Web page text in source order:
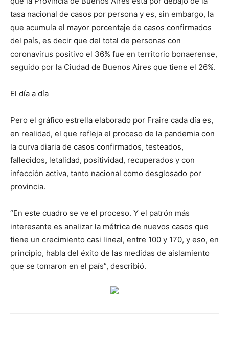
tasa nacional de casos por persona y es, sin embargo, la
que acumula el mayor porcentaje de casos confirmados
del país, es decir que del total de personas con
coronavirus positivo el 36% fue en territorio bonaerense,
seguido por la Ciudad de Buenos Aires que tiene el 26%.
El día a día
Pero el gráfico estrella elaborado por Fraire cada día es,
en realidad, el que refleja el proceso de la pandemia con
la curva diaria de casos confirmados, testeados,
fallecidos, letalidad, positividad, recuperados y con
infección activa, tanto nacional como desglosado por
provincia.
“En este cuadro se ve el proceso. Y el patrón más
interesante es analizar la métrica de nuevos casos que
tiene un crecimiento casi lineal, entre 100 y 170, y eso, en
principio, habla del éxito de las medidas de aislamiento
que se tomaron en el país”, describió.